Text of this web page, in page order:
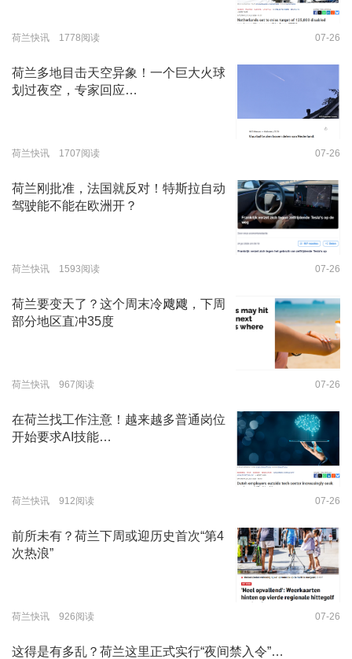
荷兰快讯 1778阅读 07-26
荷兰多地目击天空异象！一个巨大火球
划过夜空，专家回应…
荷兰快讯 1707阅读 07-26
荷兰刚批准，法国就反对！特斯拉自动
驾驶能不能在欧洲开？
荷兰快讯 1593阅读 07-26
荷兰要变天了？这个周末冷飕飕，下周
部分地区直冲35度
荷兰快讯 967阅读 07-26
在荷兰找工作注意！越来越多普通岗位
开始要求AI技能…
荷兰快讯 912阅读 07-26
前所未有？荷兰下周或迎历史首次“第4
次热浪”
荷兰快讯 926阅读 07-26
这得是有多乱？荷兰这里正式实行“夜间禁入令”…